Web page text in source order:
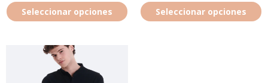
Seleccionar opciones Seleccionar opciones